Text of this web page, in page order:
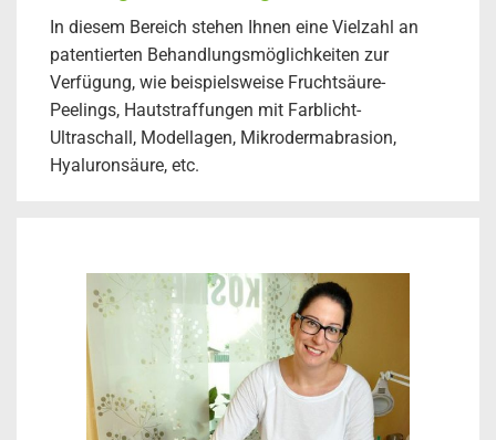
In diesem Bereich stehen Ihnen eine Vielzahl an
patentierten Behandlungsmöglichkeiten zur
Verfügung, wie beispielsweise Fruchtsäure-
Peelings, Hautstraffungen mit Farblicht-
Ultraschall, Modellagen, Mikrodermabrasion,
Hyaluronsäure, etc.